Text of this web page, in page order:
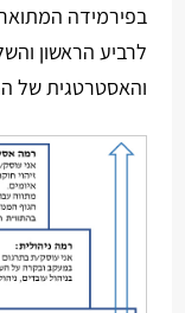
בפירמידה
לרביע הראשון
והאסטרטגית של